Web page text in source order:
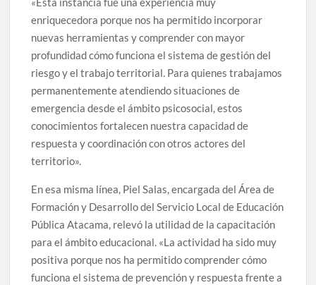
enriquecedora porque nos ha permitido incorporar
nuevas herramientas y comprender con mayor
profundidad cómo funciona el sistema de gestión del
riesgo y el trabajo territorial. Para quienes trabajamos
permanentemente atendiendo situaciones de
emergencia desde el ámbito psicosocial, estos
conocimientos fortalecen nuestra capacidad de
respuesta y coordinación con otros actores del
territorio».
En esa misma línea, Piel Salas, encargada del Área de
Formación y Desarrollo del Servicio Local de Educación
Pública Atacama, relevó la utilidad de la capacitación
para el ámbito educacional. «La actividad ha sido muy
positiva porque nos ha permitido comprender cómo
funciona el sistema de prevención y respuesta frente a